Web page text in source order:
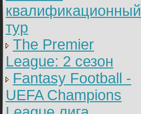
квалификационный
тур
The Premier
League: 2 cезон
Fantasy Football -
UEFA Champions